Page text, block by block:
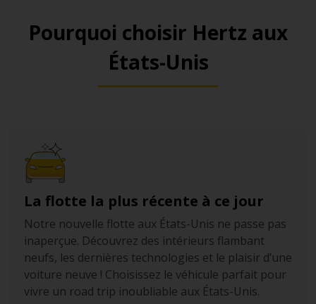
votre voiture de location d’un GPS. Cela permettra de se
rendre aux principales attractions de la ville et de sa
région sans perdre de temps.
temps sur place.
Pourquoi choisir Hertz aux
États-Unis
La flotte la plus récente à ce jour
Notre nouvelle flotte aux États-Unis ne passe pas
inaperçue. Découvrez des intérieurs flambant
neufs, les dernières technologies et le plaisir d’une
voiture neuve ! Choisissez le véhicule parfait pour
vivre un road trip inoubliable aux États-Unis.